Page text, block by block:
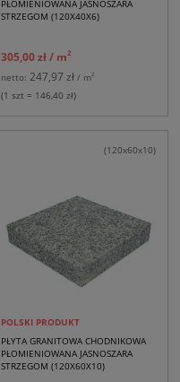
PŁOMIENIOWANA JASNOSZARA
STRZEGOM (120X40X6)
305,00 zł/ m2
netto: 247,97 zł / m2
(1 szt = 146,40 zł)
POLSKI PRODUKT
PŁYTA GRANITOWA CHODNIKOWA
PŁOMIENIOWANA JASNOSZARA
STRZEGOM (120X60X10)
(120x60x10)